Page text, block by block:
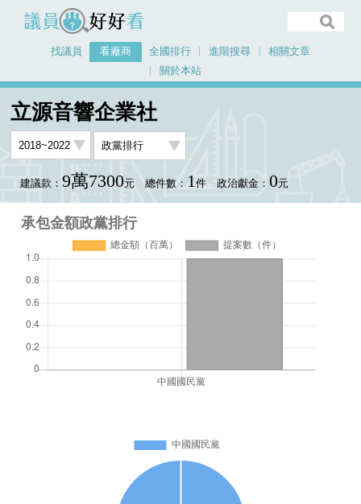
議員好好看
找議員 看廠商 全國排行 進階搜尋
相關文章
關於本站
首頁
立源音響企業社
建議款： 9萬7300元 總件數： 1件 政治獻金： 0元
承包金額政黨排行